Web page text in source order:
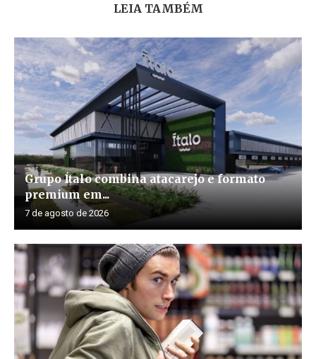
LEIA TAMBÉM
Grupo Ítalo combina atacarejo e formato
premium em...
7 de agosto de 2026